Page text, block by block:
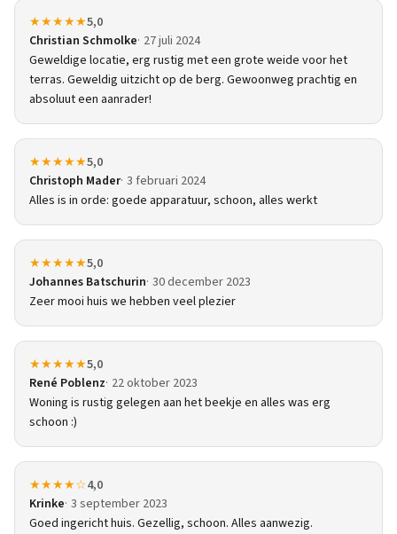
★★★★★5,0
Christian Schmolke 27 juli 2024
Geweldige locatie, erg rustig met een grote weide voor het
terras. Geweldig uitzicht op de berg. Gewoonweg prachtig en
absoluut een aanrader!
★★★★★5,0
Christoph Mader 3 februari 2024
Alles is in orde: goede apparatuur, schoon, alles werkt
★★★★★5,0
Johannes Batschurin 30 december 2023
Zeer mooi huis we hebben veel plezier
★★★★★5,0
René Poblenz 22 oktober 2023
Woning is rustig gelegen aan het beekje en alles was erg
schoon :)
★★★★☆4,0
Krinke 3 september 2023
Goed ingericht huis. Gezellig, schoon. Alles aanwezig.